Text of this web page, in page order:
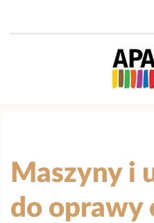
Maszyny i
do oprawy